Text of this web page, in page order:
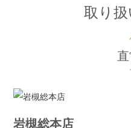
取り
岩槻総本店